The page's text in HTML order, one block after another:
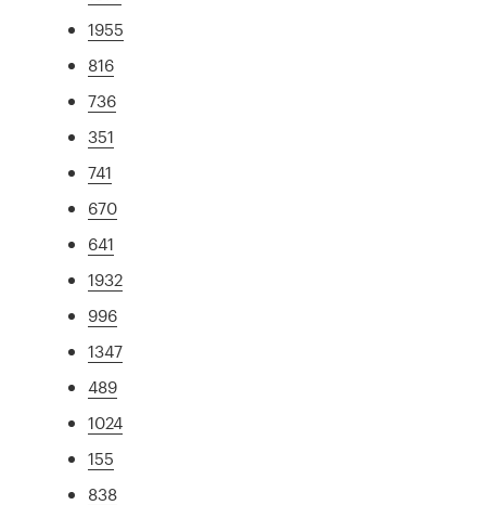
1955
816
736
351
741
670
641
1932
996
1347
489
1024
155
838